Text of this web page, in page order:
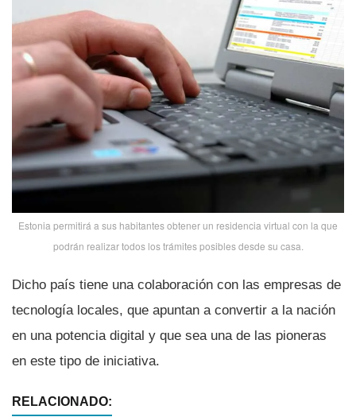
Estonia permitirá a sus habitantes obtener un residencia virtual con la que
podrán realizar todos los trámites posibles desde su casa.
Dicho paí­s tiene una colaboración con las empresas de
tecnologí­a locales, que apuntan a convertir a la nación
en una potencia digital y que sea una de las pioneras
en este tipo de iniciativa.
RELACIONADO: